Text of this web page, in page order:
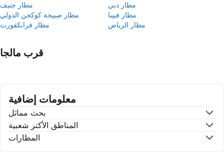
مطار جنيف
مطار دبي
مطار صبيحة كوكجن الدولي
مطار فيينا
مطار فرانكفورت
مطار الرياض
قرب مالجا
معلومات إضافية
بحث مماثل
المناطق الأكتر شعبية
المطارات